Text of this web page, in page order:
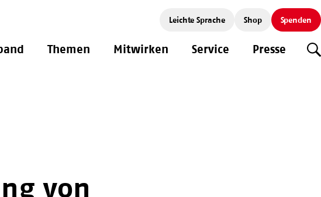
Leichte Sprache Shop Spenden
Themen Mitwirken Service Presse
von